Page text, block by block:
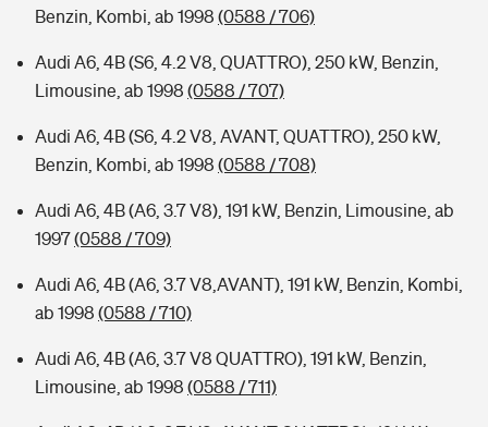
Benzin, Kombi, ab 1998 (0588 / 706)
Audi A6, 4B (S6, 4.2 V8, QUATTRO), 250 kW, Benzin,
Limousine, ab 1998 (0588 / 707)
Audi A6, 4B (S6, 4.2 V8, AVANT, QUATTRO), 250 kW,
Benzin, Kombi, ab 1998 (0588 / 708)
Audi A6, 4B (A6, 3.7 V8), 191 kW, Benzin, Limousine, ab
1997(0588 / 709)
Audi A6, 4B (A6, 3.7 V8,AVANT), 191 kW, Benzin, Kombi,
ab 1998 (0588 / 710)
Audi A6, 4B (A6, 3.7 V8 QUATTRO), 191 kW, Benzin,
Limousine, ab 1998 (0588 / 711)